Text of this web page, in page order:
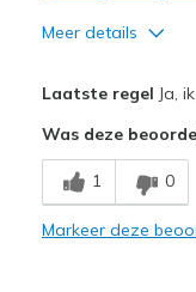
Meer details
Comfortable
Stylish
Laatste regel Ja,
Was deze
1 0
Markeer deze